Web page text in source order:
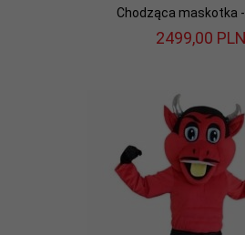
Chodząca maskotka
2499,00 PLN